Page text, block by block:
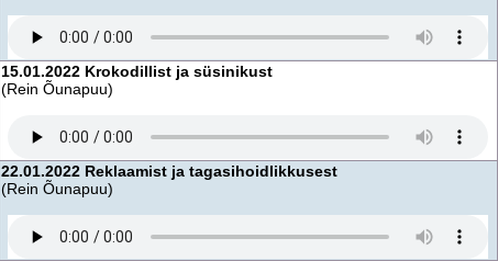
15.01.2022 Krokodillist ja süsinikust
(Rein Õunapuu)
22.01.2022 Reklaamist ja tagasihoidlikkusest
(Rein Õunapuu)